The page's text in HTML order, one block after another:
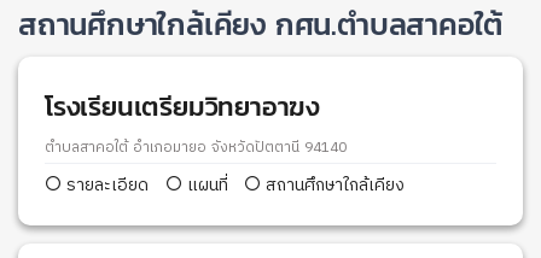
สถานศึกษาใกล้เคียง กศน.ตำบลสาคอใต้
โรงเรียนเตรียมวิทยาอาฆง
ตำบลสาคอใต้ อำเภอมายอ จังหวัดปัตตานี 94140
รายละเอียด แผนที่ สถานศึกษาใกล้เคียง